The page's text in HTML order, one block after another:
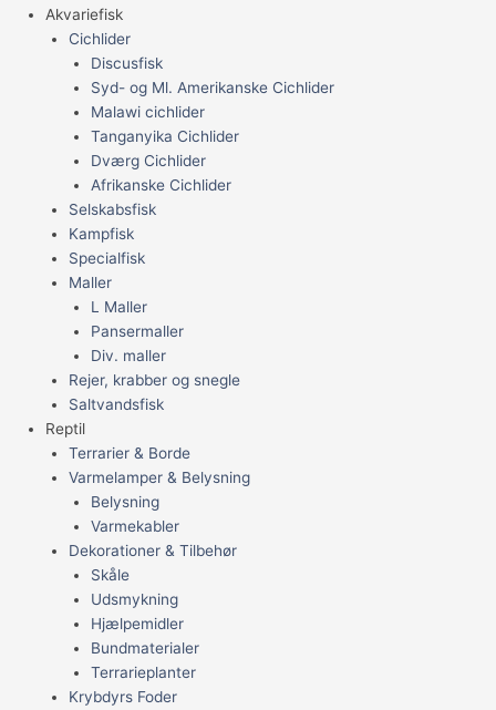
Akvariefisk
Cichlider
Discusfisk
Syd- og Ml. Amerikanske Cichlider
Malawi cichlider
Tanganyika Cichlider
Dværg Cichlider
Afrikanske Cichlider
Selskabsfisk
Kampfisk
Specialfisk
Maller
L Maller
Pansermaller
Div. maller
Rejer, krabber og snegle
Saltvandsfisk
Reptil
Terrarier & Borde
Varmelamper & Belysning
Belysning
Varmekabler
Dekorationer & Tilbehør
Skåle
Udsmykning
Hjælpemidler
Bundmaterialer
Terrarieplanter
Krybdyrs Foder